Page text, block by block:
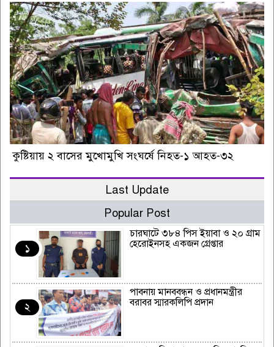
কুষ্টিয়ায় ২ বাসের মুখোমুখি সংঘর্ষে নিহত-১ আহত-৩২
Last Update
Popular Post
১
চারঘাটে ৩৮৪ পিস ইয়াবা ও ২০ গ্রাম
হেরোইনসহ একজন গ্রেপ্তার
২
পাবনায় মানববন্ধন ও প্রধানমন্ত্রীর
বরাবর স্মারকলিপি প্রদান